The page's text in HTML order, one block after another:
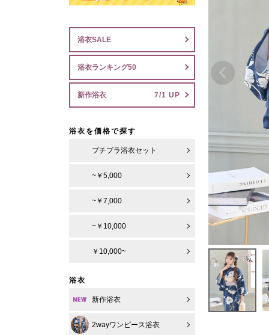
浴衣SALE
浴衣ランキング50
新作浴衣
浴衣を価格で探す
プチプラ浴衣セット
~￥5,000
~￥7,000
~￥10,000
￥10,000~
浴衣
新作浴衣
2wayワンピース浴衣